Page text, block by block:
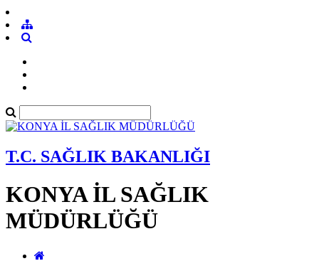
T.C. SAĞLIK BAKANLIĞI
KONYA İL SAĞLIK
MÜDÜRLÜĞÜ